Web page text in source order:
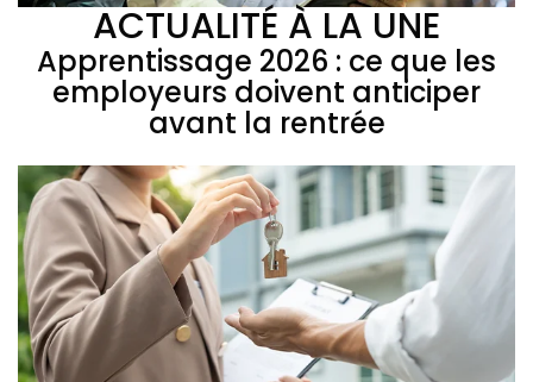
ACTUALITÉ À LA UNE
Apprentissage 2026 : ce que les
employeurs doivent anticiper
avant la rentrée